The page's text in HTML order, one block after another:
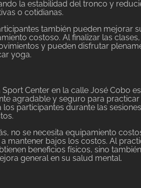
la estabilidad del tronco y
o cotidianas.
también pueden mejorar
costoso. Al finalizar las
y pueden disfrutar
yoga.
Sport Center en la calle José Cobo
agradable y seguro para
los participantes durante las
no se necesita equipamiento
mantener bajos los costos. Al
beneficios físicos, sino
general en su salud mental.